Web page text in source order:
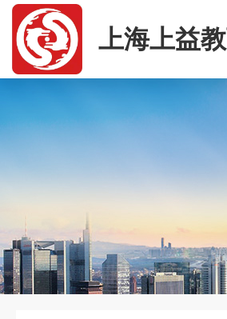
上海上益
司